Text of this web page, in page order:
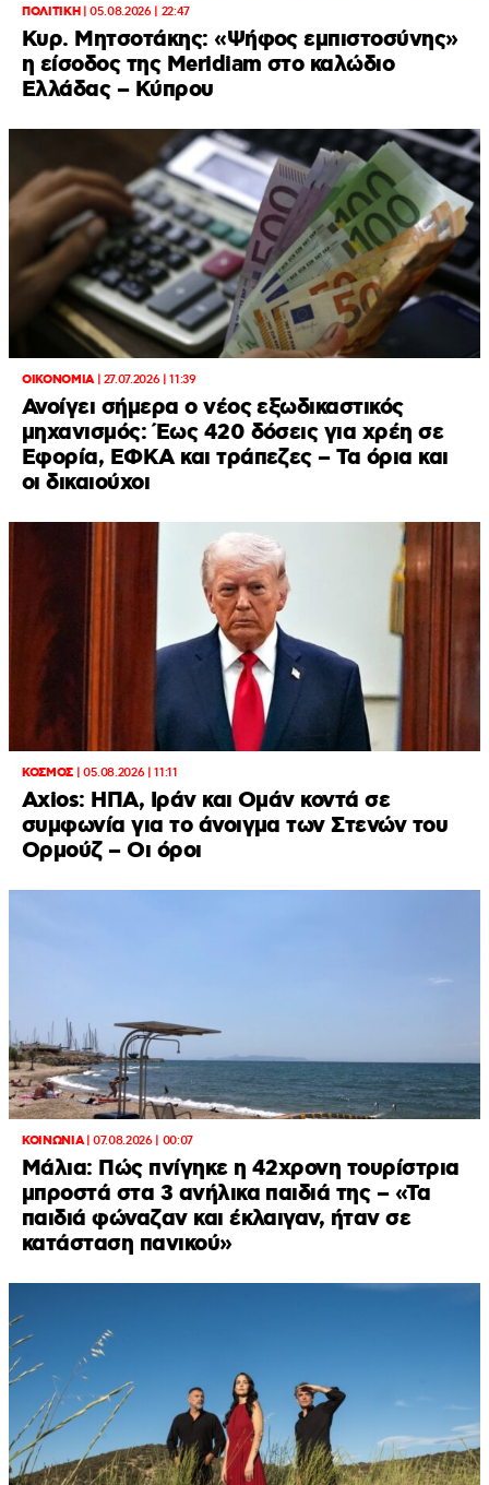
ΠΟΛΙΤΙΚΗ|05.08.2026 | 22:47
Κυρ. Μητσοτάκης: «Ψήφος εμπιστοσύνης»
η είσοδος της Meridiam στο καλώδιο
Ελλάδας – Κύπρου
ΟΙΚΟΝΟΜΙΑ| 27.07.2026 | 11:39
Ανοίγει σήμερα ο νέος εξωδικαστικός
μηχανισμός: Έως 420 δόσεις για χρέη σε
Εφορία, ΕΦΚΑ και τράπεζες – Τα όρια και
οι δικαιούχοι
ΚΟΣΜΟΣ| 05.08.2026 | 11:11
Axios: ΗΠΑ, Ιράν και Ομάν κοντά σε
συμφωνία για το άνοιγμα των Στενών του
Ορμούζ – Οι όροι
ΚΟΙΝΩΝΙΑ|07.08.2026 | 00:07
Μάλια: Πώς πνίγηκε η 42χρονη τουρίστρια
μπροστά στα 3 ανήλικα παιδιά της – «Τα
παιδιά φώναζαν και έκλαιγαν, ήταν σε
κατάσταση πανικού»